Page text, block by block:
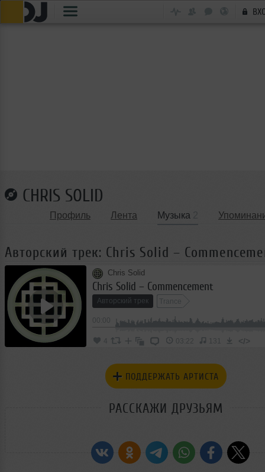
CHRIS SOLID
Профиль Лента Музыка
Авторский трек: Chris Solid –
Chris Solid
Chris Solid – Commencement
Авторский трек Trance
03:22 131 </>
ПОДДЕРЖАТЬ АРТИСТА
РАССКАЖИ ДРУЗЬЯМ